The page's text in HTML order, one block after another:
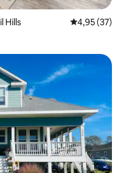
Hills Calificación
4,95 (37)
destacados